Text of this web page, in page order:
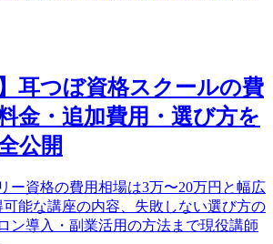
】耳つぼ資格スクールの費
金・追加費用・選び方を
公開
ー資格の費用相場は3万〜20万円と幅広
可能な講座の内容、失敗しない選び方の
ン導入・副業活用の方法まで現役講師